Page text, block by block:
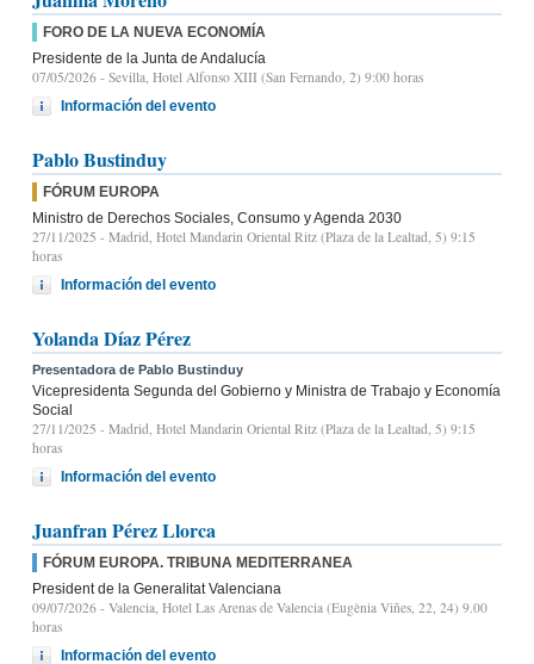
FORO DE LA NUEVA ECONOMÍA
Presidente de la Junta de Andalucía
07/05/2026 - Sevilla, Hotel Alfonso XIII (San Fernando, 2) 9:00 horas
Información del evento
Pablo Bustinduy
FÓRUM EUROPA
Ministro de Derechos Sociales, Consumo y Agenda 2030
27/11/2025 - Madrid, Hotel Mandarin Oriental Ritz (Plaza de la Lealtad, 5) 9:15
horas
Información del evento
Yolanda Díaz Pérez
Presentadora de Pablo Bustinduy
Vicepresidenta Segunda del Gobierno y Ministra de Trabajo y Economía
Social
27/11/2025 - Madrid, Hotel Mandarin Oriental Ritz (Plaza de la Lealtad, 5) 9:15
horas
Información del evento
Juanfran Pérez Llorca
FÓRUM EUROPA. TRIBUNA MEDITERRANEA
President de la Generalitat Valenciana
09/07/2026 - Valencia, Hotel Las Arenas de Valencia (Eugènia Viñes, 22, 24) 9.00
horas
Información del evento